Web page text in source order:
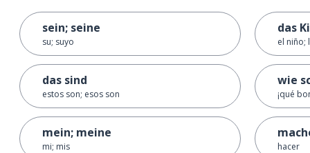
sein; seine
su; suyo
das sind
estos son; esos son
mein; meine
mi; mis
das
el niño;
wie
¡qué
hacer